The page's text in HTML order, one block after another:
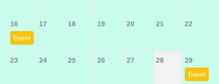
16
Event
17 18 19 20 21 22
23 24 25 26 27 28
29
Event